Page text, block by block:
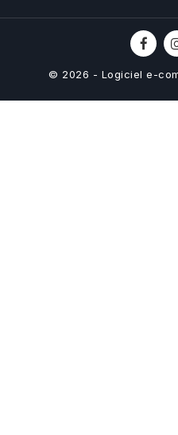
© 2026 - Logiciel e-